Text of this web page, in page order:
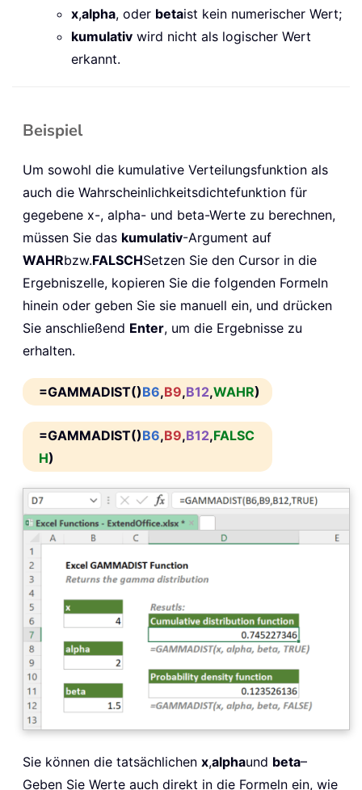
x,alpha, oder betaist kein numerischer Wert;
kumulativ wird nicht als logischer Wert
erkannt.
Beispiel
Um sowohl die kumulative Verteilungsfunktion als
auch die Wahrscheinlichkeitsdichtefunktion für
gegebene x-, alpha- und beta-Werte zu berechnen,
müssen Sie das kumulativ-Argument auf
WAHRbzw.FALSCHSetzen Sie den Cursor in die
Ergebniszelle, kopieren Sie die folgenden Formeln
hinein oder geben Sie sie manuell ein, und drücken
Sie anschließend Enter, um die Ergebnisse zu
erhalten.
=GAMMADIST()B6,B9,B12,WAHR)
=GAMMADIST()B6,B9,B12,FALSC
H)
Sie können die tatsächlichen x,alphaund beta–
Geben Sie Werte auch direkt in die Formeln ein, wie